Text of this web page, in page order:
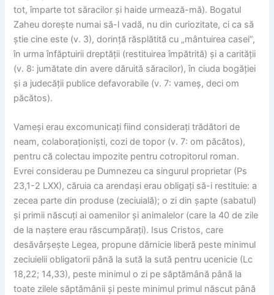
tot, împarte tot săracilor și haide urmează-mă). Bogatul
Zaheu dorește numai să-l vadă, nu din curiozitate, ci ca să
știe cine este (v. 3), dorință răsplătită cu „mântuirea casei”,
în urma înfăptuirii dreptății (restituirea împătrită) și a carității
(v. 8: jumătate din avere dăruită săracilor), în ciuda bogăției
și a judecății publice defavorabile (v. 7: vameș, deci om
păcătos).
Vameși erau excomunicați fiind considerați trădători de
neam, colaboraționiști, cozi de topor (v. 7: om păcătos),
pentru că colectau impozite pentru cotropitorul roman.
Evrei considerau pe Dumnezeu ca singurul proprietar (Ps
23,1-2 LXX), căruia ca arendași erau obligați să-i restituie: a
zecea parte din produse (zeciuială); o zi din șapte (sabatul)
și primii născuți ai oamenilor și animalelor (care la 40 de zile
de la naștere erau răscumpărați). Isus Cristos, care
desăvârșește Legea, propune dărnicie liberă peste minimul
zeciuielii obligatorii până la sută la sută pentru ucenicie (Lc
18,22; 14,33), peste minimul o zi pe săptămână până la
toate zilele săptămânii și peste minimul primul născut până